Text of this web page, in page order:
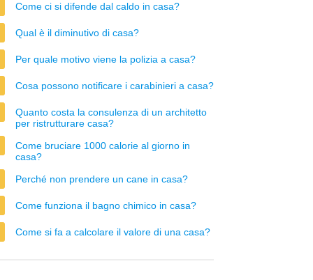
Come ci si difende dal caldo in casa?
Qual è il diminutivo di casa?
Per quale motivo viene la polizia a casa?
Cosa possono notificare i carabinieri a casa?
Quanto costa la consulenza di un architetto
per ristrutturare casa?
Come bruciare 1000 calorie al giorno in
casa?
Perché non prendere un cane in casa?
Come funziona il bagno chimico in casa?
Come si fa a calcolare il valore di una casa?